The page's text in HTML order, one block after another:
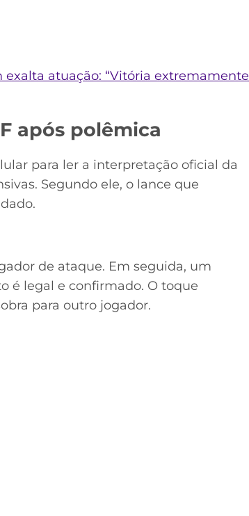
atuação: “Vitória extremamente
após polêmica
para ler a interpretação oficial da
Segundo ele, o lance que
de ataque. Em seguida, um
é legal e confirmado. O toque
para outro jogador.